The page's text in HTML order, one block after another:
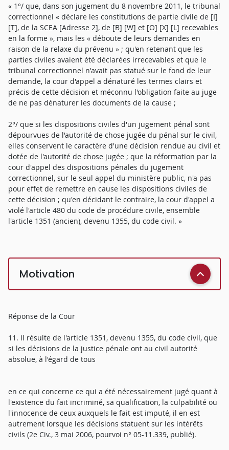
« 1°/ que, dans son jugement du 8 novembre 2011, le tribunal
correctionnel « déclare les constitutions de partie civile de [I]
[T], de la SCEA [Adresse 2], de [B] [W] et [O] [X] [L] recevables
en la forme », mais les « déboute de leurs demandes en
raison de la relaxe du prévenu » ; qu'en retenant que les
parties civiles avaient été déclarées irrecevables et que le
tribunal correctionnel n'avait pas statué sur le fond de leur
demande, la cour d'appel a dénaturé les termes clairs et
précis de cette décision et méconnu l'obligation faite au juge
de ne pas dénaturer les documents de la cause ;
2°/ que si les dispositions civiles d'un jugement pénal sont
dépourvues de l'autorité de chose jugée du pénal sur le civil,
elles conservent le caractère d'une décision rendue au civil et
dotée de l'autorité de chose jugée ; que la réformation par la
cour d'appel des dispositions pénales du jugement
correctionnel, sur le seul appel du ministère public, n'a pas
pour effet de remettre en cause les dispositions civiles de
cette décision ; qu'en décidant le contraire, la cour d'appel a
violé l'article 480 du code de procédure civile, ensemble
l'article 1351 (ancien), devenu 1355, du code civil. »
Motivation
Réponse de la Cour
11. Il résulte de l'article 1351, devenu 1355, du code civil, que
si les décisions de la justice pénale ont au civil autorité
absolue, à l'égard de tous
en ce qui concerne ce qui a été nécessairement jugé quant à
l'existence du fait incriminé, sa qualification, la culpabilité ou
l'innocence de ceux auxquels le fait est imputé, il en est
autrement lorsque les décisions statuent sur les intérêts
civils (2e Civ., 3 mai 2006, pourvoi n° 05-11.339, publié).